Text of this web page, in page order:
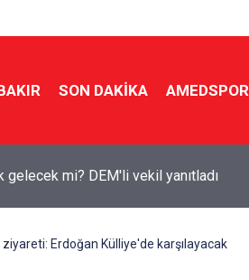
SON DAKIKA AMEDSPOR
Diyarbakır’dan kimler imza attı?
Erdoğan Külliye'de karşılayacak